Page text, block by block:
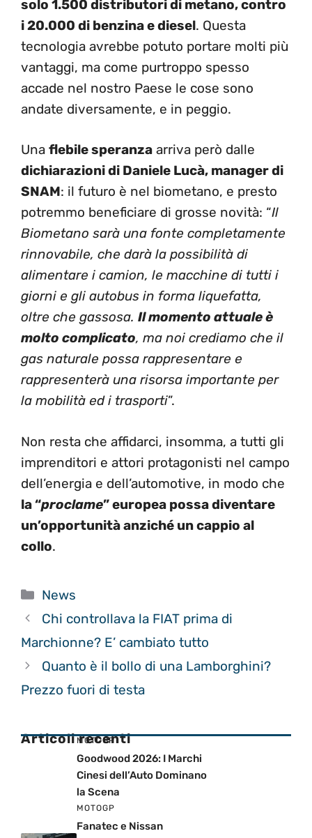
solo 1.500 distributori di metano, contro
i 20.000 di benzina e diesel. Questa
tecnologia avrebbe potuto portare molti più
vantaggi, ma come purtroppo spesso
accade nel nostro Paese le cose sono
andate diversamente, e in peggio.
Una flebile speranza arriva però dalle
dichiarazioni di Daniele Lucà, manager di
SNAM: il futuro è nel biometano, e presto
potremmo beneficiare di grosse novità: “Il
Biometano sarà una fonte completamente
rinnovabile, che darà la possibilità di
alimentare i camion, le macchine di tutti i
giorni e gli autobus in forma liquefatta,
oltre che gassosa. Il momento attuale è
molto complicato, ma noi crediamo che il
gas naturale possa rappresentare e
rappresenterà una risorsa importante per
la mobilità ed i trasporti”.
Non resta che affidarci, insomma, a tutti gli
imprenditori e attori protagonisti nel campo
dell’energia e dell’automotive, in modo che
la “proclame” europea possa diventare
un’opportunità anziché un cappio al
collo.
Categorie
News
Chi controllava la FIAT prima di
Marchionne? E’ cambiato tutto
Quanto è il bollo di una Lamborghini?
Prezzo fuori di testa
Articoli recenti
MOTOGP
Goodwood 2026: I Marchi
Cinesi dell’Auto Dominano
la Scena
MOTOGP
Fanatec e Nissan